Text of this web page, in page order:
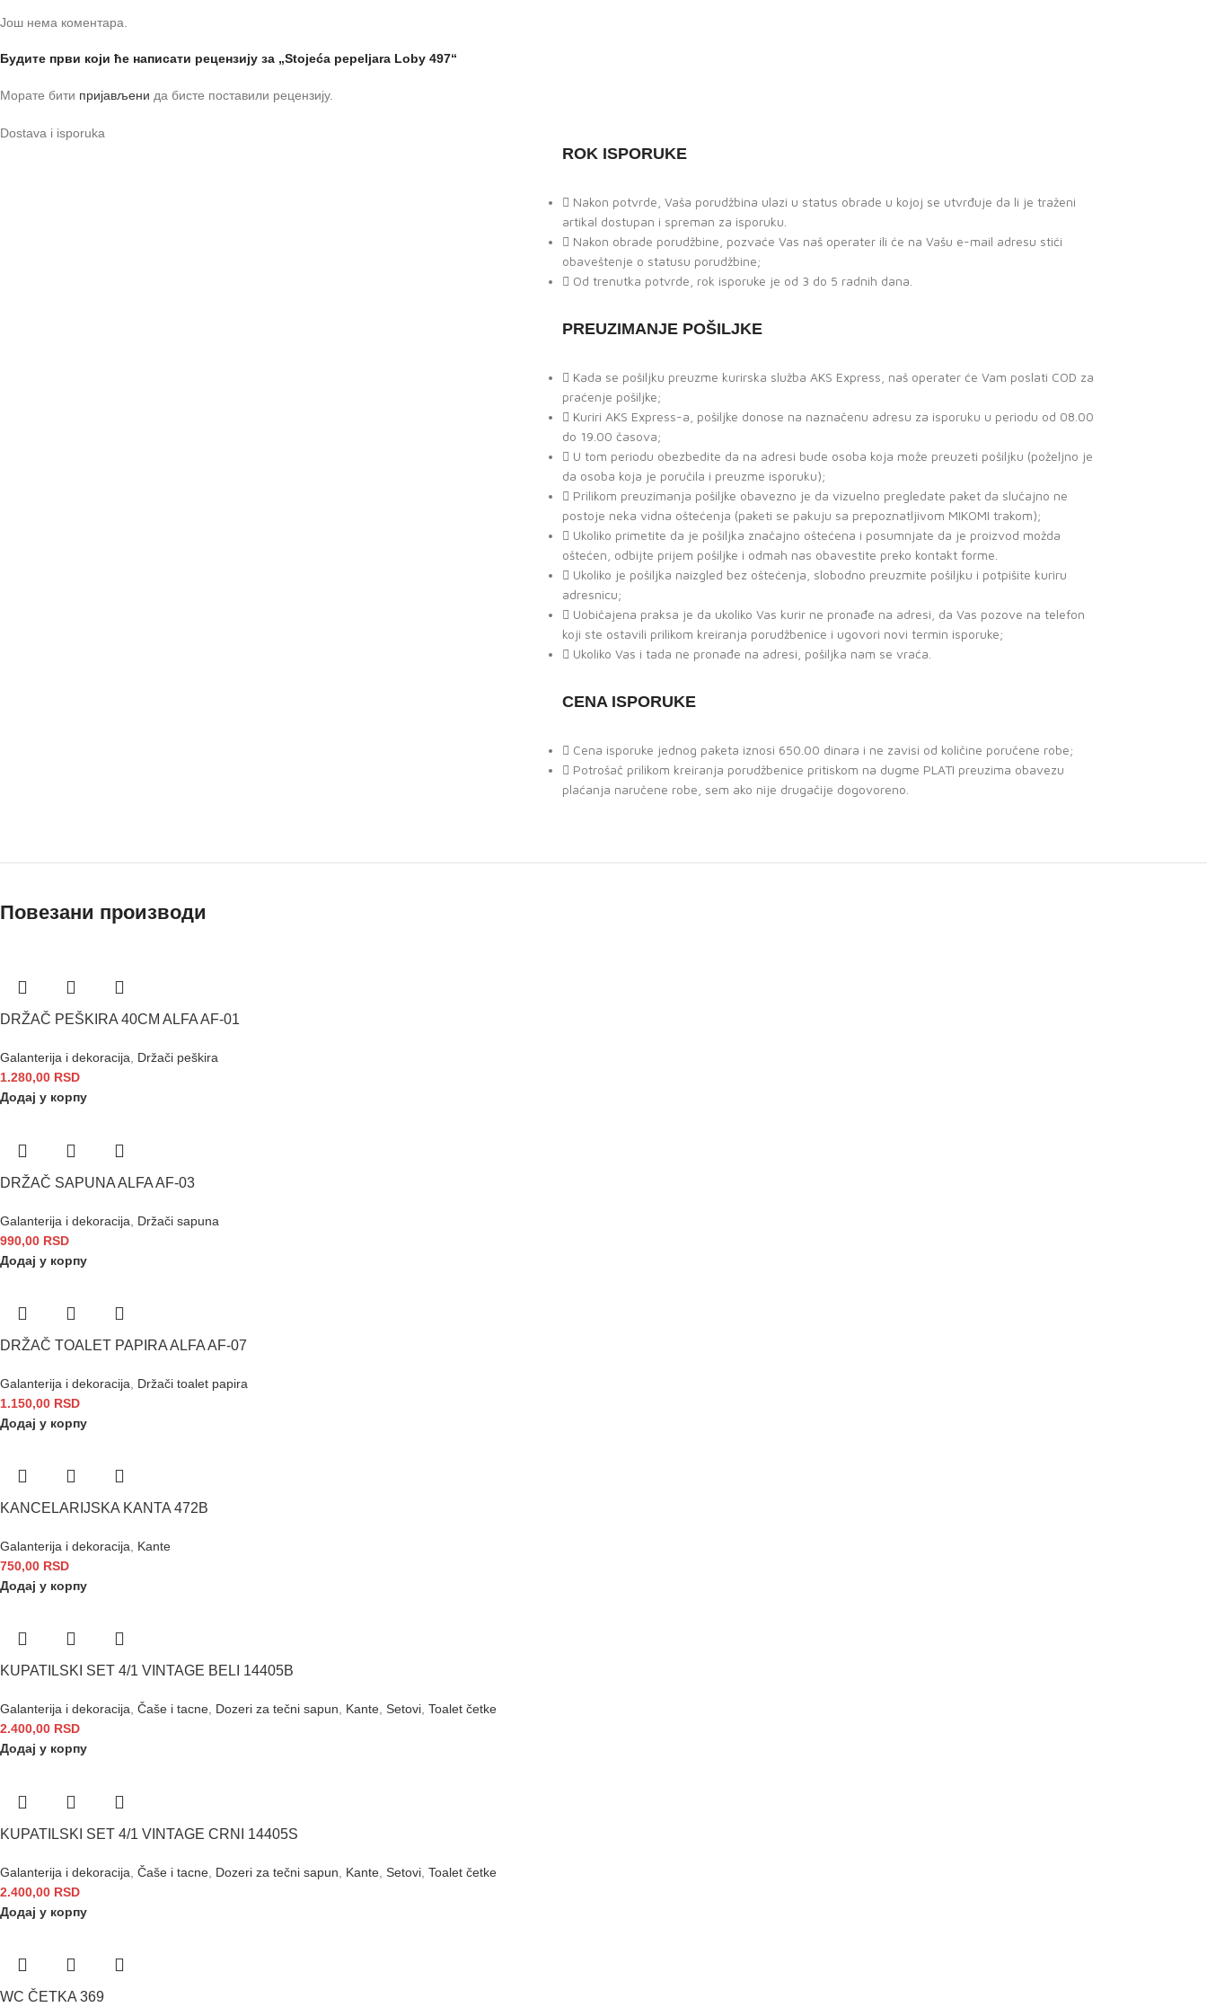
Још нема коментара.
Будите први који ће написати рецензију за „Stojeća pepeljara Loby 497“
Морате бити пријављени да бисте поставили рецензију.
Dostava i isporuka
ROK ISPORUKE
Nakon potvrde, Vaša porudžbina ulazi u status obrade u kojoj se utvrđuje da li je traženi
artikal dostupan i spreman za isporuku.
Nakon obrade porudžbine, pozvaće Vas naš operater ili će na Vašu e-mail adresu stići
obaveštenje o statusu porudžbine;
Od trenutka potvrde, rok isporuke je od 3 do 5 radnih dana.
PREUZIMANJE POŠILJKE
Kada se pošiljku preuzme kurirska služba AKS Express, naš operater će Vam poslati COD za
praćenje pošiljke;
Kuriri AKS Express-a, pošiljke donose na naznačenu adresu za isporuku u periodu od 08.00
do 19.00 časova;
U tom periodu obezbedite da na adresi bude osoba koja može preuzeti pošiljku (poželjno je
da osoba koja je poručila i preuzme isporuku);
Prilikom preuzimanja pošiljke obavezno je da vizuelno pregledate paket da slučajno ne
postoje neka vidna oštećenja (paketi se pakuju sa prepoznatljivom MIKOMI trakom);
Ukoliko primetite da je pošiljka značajno oštećena i posumnjate da je proizvod možda
oštećen, odbijte prijem pošiljke i odmah nas obavestite preko kontakt forme.
Ukoliko je pošiljka naizgled bez oštećenja, slobodno preuzmite pošiljku i potpišite kuriru
adresnicu;
Uobičajena praksa je da ukoliko Vas kurir ne pronađe na adresi, da Vas pozove na telefon
koji ste ostavili prilikom kreiranja porudžbenice i ugovori novi termin isporuke;
Ukoliko Vas i tada ne pronađe na adresi, pošiljka nam se vraća.
CENA ISPORUKE
Cena isporuke jednog paketa iznosi 650.00 dinara i ne zavisi od količine poručene robe;
Potrošač prilikom kreiranja porudžbenice pritiskom na dugme PLATI preuzima obavezu
plaćanja naručene robe, sem ako nije drugačije dogovoreno.
Повезани производи
DRŽAČ PEŠKIRA 40CM ALFA AF-01
Galanterija i dekoracija, Držači peškira
1.280,00 RSD
Додај у корпу
DRŽAČ SAPUNA ALFA AF-03
Galanterija i dekoracija
Držači sapuna
990,00 RSD
Додај у корпу
DRŽAČ TOALET PAPIRA ALFA AF-07
Galanterija i dekoracija
Držači toalet papira
1.150,00 RSD
Додај у корпу
KANCELARIJSKA KANTA 472B
Galanterija i dekoracija
Kante
750,00 RSD
Додај у корпу
KUPATILSKI SET 4/1 VINTAGE BELI 14405B
Galanterija i dekoracija, Čaše i tacne, Dozeri za tečni sapun, Kante, Setovi, Toalet četke
2.400,00 RSD
Додај у корпу
KUPATILSKI SET 4/1 VINTAGE CRNI 14405S
Galanterija i dekoracija Čaše i tacne Dozeri za tečni sapun Kante Setovi Toalet četke
2.400,00 RSD
Додај у корпу
WC ČETKA 369